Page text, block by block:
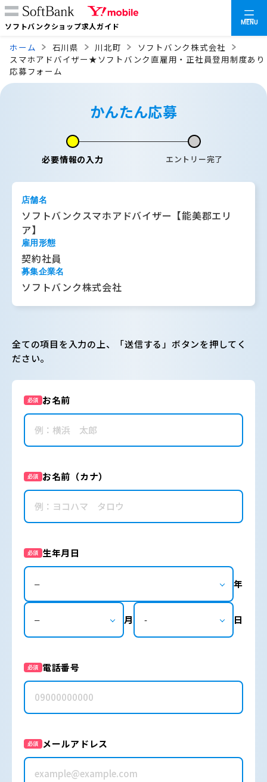
ソフトバンクショップ求人ガイド MENU
ホーム 石川県 川北町
ソフトバンク株式会社
スマホアドバイザー★ソフトバンク直雇用・正社員登用制度あり
応募フォーム
かんたん応募
必要情報の入力 エントリー完了
店舗名
ソフトバンクスマホアドバイザー【能美郡エリ
ア】
雇用形態
契約社員
募集企業名
ソフトバンク株式会社
全ての項目を入力の上、「送信する」ボタンを押してく
ださい。
必須 お名前
必須 お名前（カナ）
必須 生年月日
年
月 日
必須 電話番号
必須 メールアドレス